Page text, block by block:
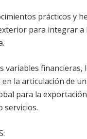
prácticos y
para integrar a
variables financieras,
la articulación de
para la
servicios.